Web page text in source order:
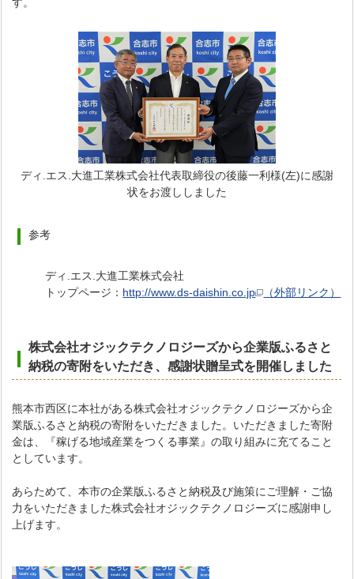
ディ.エス.大進工業株式会社代表取締役の後藤一利様(左)に感謝
状をお渡ししました
参考
ディ.エス.大進工業株式会社
トップページ： http://www.ds-daishin.co.jp （外部リンク）
株式会社オジックテクノロジーズから企業版ふるさと
納税の寄附をいただき、感謝状贈呈式を開催しました
熊本市西区に本社がある株式会社オジックテクノロジーズから企
業版ふるさと納税の寄附をいただきました。いただきました寄附
金は、『稼げる地域産業をつくる事業』の取り組みに充てること
としています。
あらためて、本市の企業版ふるさと納税及び施策にご理解・ご協
力をいただきました株式会社オジックテクノロジーズに感謝申し
上げます。